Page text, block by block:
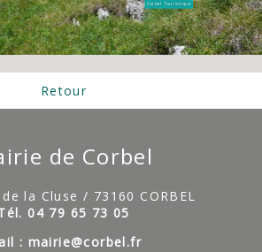
Corbel Touristique
Retour
de Corbel
la Cluse / 73160 CORBEL
04 79 65 73 05
: mairie@corbel.fr